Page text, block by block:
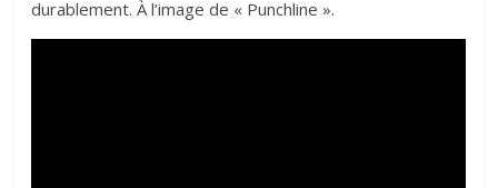
durablement. À l’image de « Punchline ».